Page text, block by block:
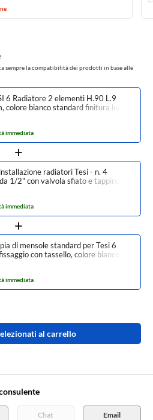
sempre la compatibilità dei prodotti in base alle
6 Radiatore 2 elementi H.90 L.9
colore bianco standard finitura lucido
tappi) RT609000201IRNON01
immediata
radiatori Tesi - n. 4
1/2" con valvola sfiato e tappino
2", colore bianco standard finitura
CONFIR04TAP1201
immediata
di mensole standard per Tesi 6
con tassello, colore bianco
lucido Cod.01 AMENSFI6C01
immediata
al carrello
Chat Email